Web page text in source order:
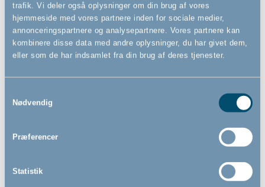
trafik. Vi deler også oplysninger om din brug af vores
hjemmeside med vores partnere inden for sociale medier,
annonceringspartnere og analysepartnere. Vores partnere kan
kombinere disse data med andre oplysninger, du har givet dem,
eller som de har indsamlet fra din brug af deres tjenester.
Nødvendig
Præferencer
Statistik
Forlænger BabyDan Flex &
BabyDan OLAF XX Wide